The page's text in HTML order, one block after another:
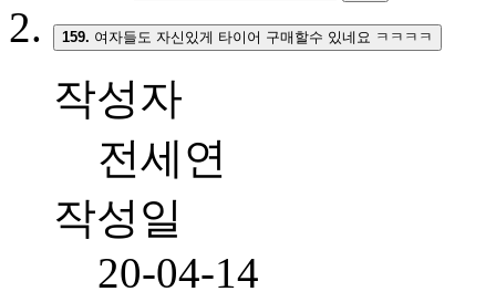
159. 여자들도 자신있게 타이어 구매할수 있네요 ㅋㅋㅋㅋ
작성자
전세연
작성일
20-04-14